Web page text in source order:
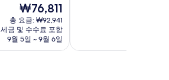
현
재
요
금
₩76,811
₩76,811
총 요금: ₩92,941
세금 및 수수료 포함
9월 5일 ~ 9월 6일
매